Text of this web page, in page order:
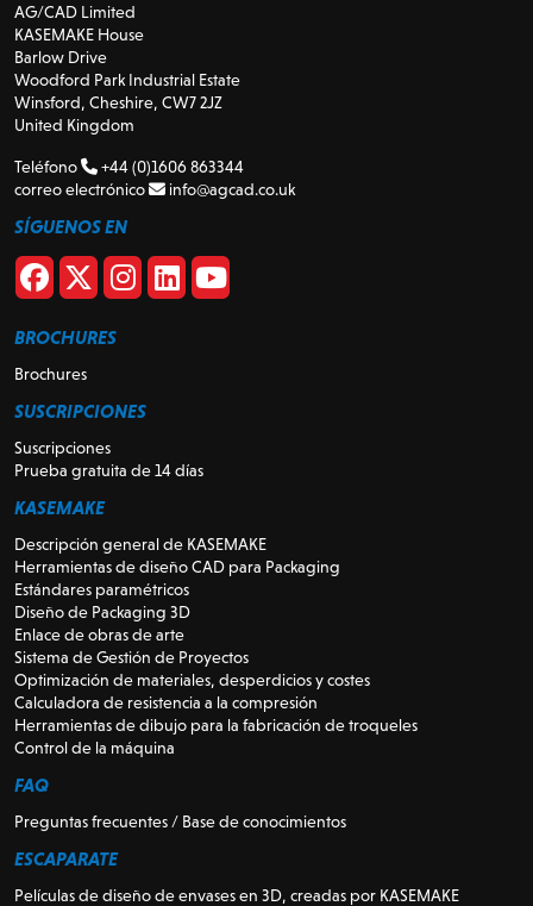
AG/CAD Limited
KASEMAKE House
Barlow Drive
Woodford Park Industrial Estate
Winsford, Cheshire, CW7 2JZ
United Kingdom
Teléfono
+44 (0)1606 863344
correo electrónico
info@agcad.co.uk
SÍGUENOS EN
BROCHURES
Brochures
SUSCRIPCIONES
Suscripciones
Prueba gratuita de 14 días
KASEMAKE
Descripción general de KASEMAKE
Herramientas de diseño CAD para Packaging
Estándares paramétricos
Diseño de Packaging 3D
Enlace de obras de arte
Sistema de Gestión de Proyectos
Optimización de materiales, desperdicios y costes
Calculadora de resistencia a la compresión
Herramientas de dibujo para la fabricación de troqueles
Control de la máquina
FAQ
Preguntas frecuentes / Base de conocimientos
ESCAPARATE
Películas de diseño de envases en 3D, creadas por KASEMAKE